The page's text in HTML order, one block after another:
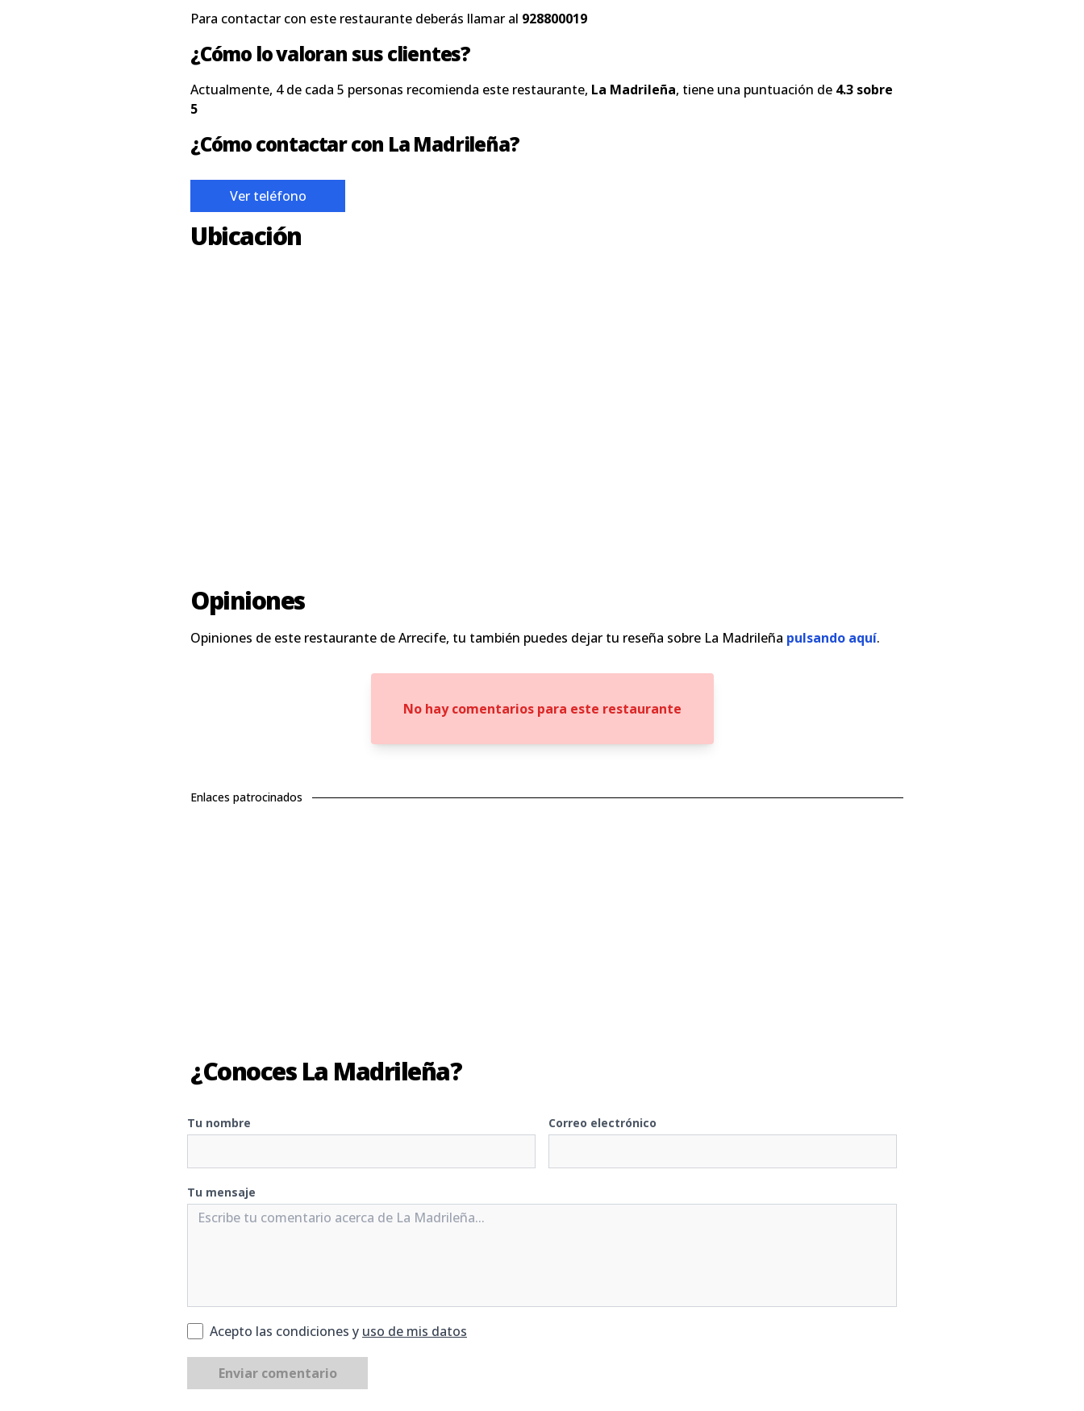
Para contactar con este restaurante deberás llamar al 928800019
¿Cómo lo valoran sus clientes?
Actualmente, 4 de cada 5 personas recomienda este restaurante, La Madrileña, tiene una puntuación de 4.3 sobre
5
¿Cómo contactar con La Madrileña?
Ver teléfono
Ubicación
Opiniones
Opiniones de este restaurante de Arrecife, tu también puedes dejar tu reseña sobre La Madrileña pulsando aquí.
No hay comentarios para este restaurante
Enlaces patrocinados
¿Conoces La Madrileña?
Tu nombre Correo electrónico
Tu mensaje
Acepto las condiciones y uso de mis datos
Enviar comentario